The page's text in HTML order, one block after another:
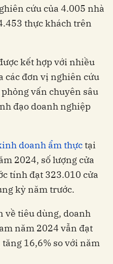
cứu của 4.005 nhà
thực khách trên
kết hợp với nhiều
các đơn vị nghiên cứu
vấn chuyên sâu
đạo doanh nghiệp
doanh ẩm thựctại
2024, số lượng cửa
tính đạt 323.010 cửa
kỳ năm trước.
về tiêu dùng, doanh
năm 2024 vẫn đạt
16,6% so với năm